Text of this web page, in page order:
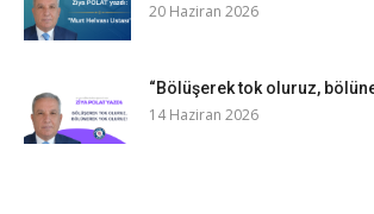
20 Haziran 2026
“Bölüşerek tok oluruz,
14 Haziran 2026